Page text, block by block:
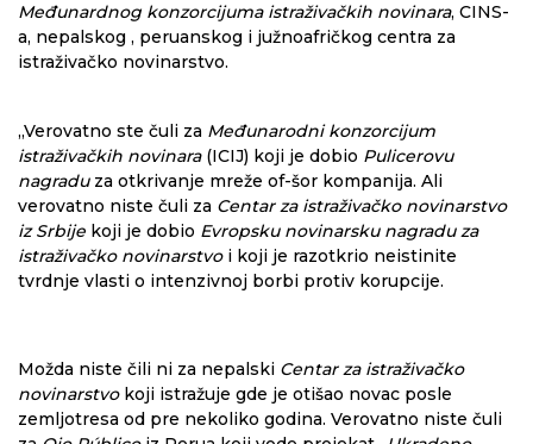
Međunardnog konzorcijuma istraživačkih novinara, CINS-
a, nepalskog , peruanskog i južnoafričkog centra za
istraživačko novinarstvo.
„Verovatno ste čuli za Međunarodni konzorcijum
istraživačkih novinara(ICIJ) koji je dobio Pulicerovu
nagraduza otkrivanje mreže of-šor kompanija. Ali
verovatno niste čuli za Centar za istraživačko novinarstvo
iz Srbije koji je dobio Evropsku novinarsku nagradu za
istraživačko novinarstvoi koji je razotkrio neistinite
tvrdnje vlasti o intenzivnoj borbi protiv korupcije.
Možda niste čili ni za nepalski Centar za istraživačko
novinarstvokoji istražuje gde je otišao novac posle
zemljotresa od pre nekoliko godina. Verovatno niste čuli